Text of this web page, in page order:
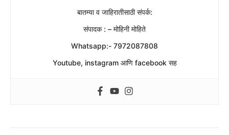
बातम्या व जाहिरातीसाठी संपर्क:
संपादक : – मोहिनी मोहिते
Whatsapp:- 7972087808
Youtube, instagram आणि facebook सह